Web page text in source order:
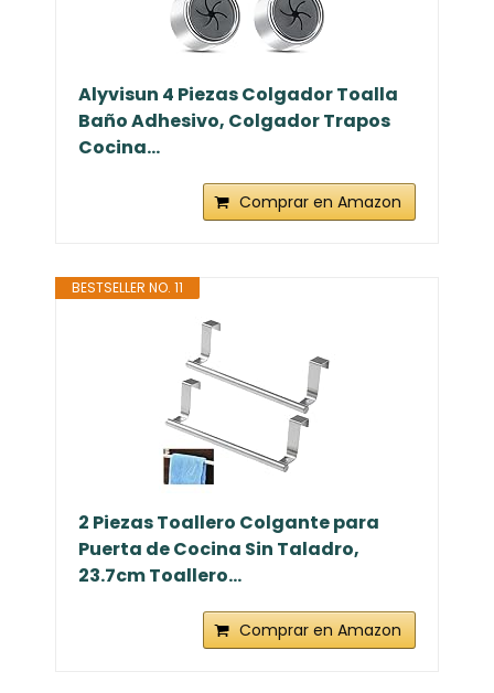
Alyvisun 4 Piezas Colgador Toalla
Baño Adhesivo, Colgador Trapos
Cocina...
Comprar en Amazon
BESTSELLER NO. 11
2 Piezas Toallero Colgante para
Puerta de Cocina Sin Taladro,
23.7cm Toallero...
Comprar en Amazon